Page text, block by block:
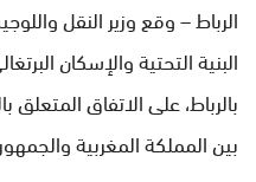
الرباط – وقع وزير النقل
البنية التحتية والإسكان
بالرباط، على الاتفاق
بين المملكة المغربية